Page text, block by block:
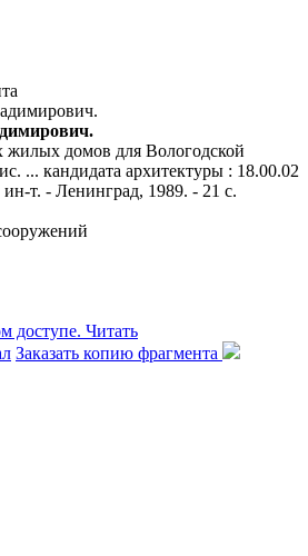
жилых домов для Вологодской
... кандидата архитектуры : 18.00.02
т. - Ленинград, 1989. - 21 с.
Читать
Заказать копию фрагмента